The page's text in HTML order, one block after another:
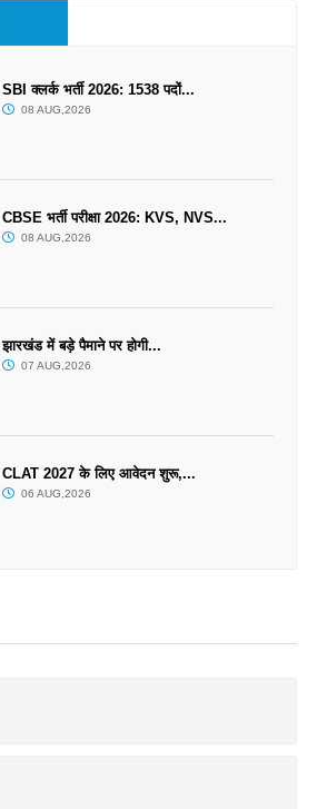
SBI क्लर्क भर्ती 2026: 1538 पदों...
08 AUG,2026
CBSE भर्ती परीक्षा 2026: KVS, NVS...
08 AUG,2026
झारखंड में बड़े पैमाने पर होगी...
07 AUG,2026
CLAT 2027 के लिए आवेदन शुरू,...
06 AUG,2026